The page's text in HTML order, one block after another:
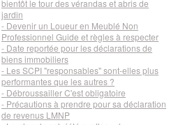
bientôt le tour des vérandas et abris de
jardin
- Devenir un Loueur en Meublé Non
Professionnel Guide et règles à respecter
- Date reportée pour les déclarations de
biens immobiliers
- Les SCPI "responsables" sont-elles plus
performantes que les autres ?
- Débroussailler C'est obligatoire
- Précautions à prendre pour sa déclaration
de revenus LMNP